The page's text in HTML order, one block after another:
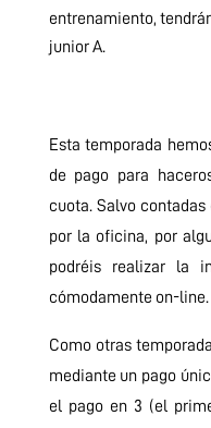
entrenamiento,
junior A.
Esta temporada
de pago para
cuota. Salvo
por la oficina, por
podréis realizar la
cómodamente on-line.
Como otras
mediante un pago
el pago en 3 (el